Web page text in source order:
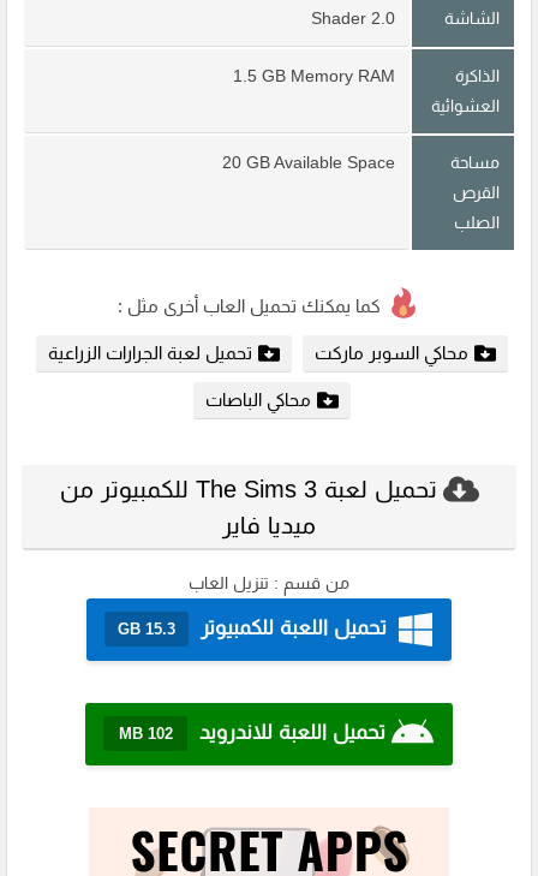
الشاشة Shader 2.0
الذاكرة
العشوائية
1.5 GB Memory RAM
مساحة
القرص
الصلب
20 GB Available Space
كما يمكنك تحميل العاب أخرى مثل :
محاكي السوبر ماركت تحميل لعبة الجرارات الزراعية
محاكي الباصات
تحميل لعبة The Sims 3 للكمبيوتر من
ميديا فاير
من قسم : تنزيل العاب
تحميل اللعبة للكمبيوتر 15.3 GB
تحميل اللعبة للاندرويد 102 MB